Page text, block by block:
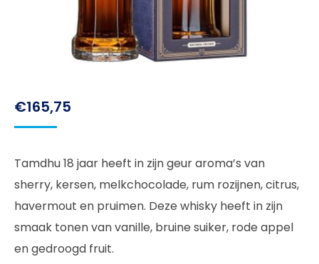
€165,75
Tamdhu 18 jaar heeft in zijn geur aroma’s van
sherry, kersen, melkchocolade, rum rozijnen, citrus,
havermout en pruimen. Deze whisky heeft in zijn
smaak tonen van vanille, bruine suiker, rode appel
en gedroogd fruit.